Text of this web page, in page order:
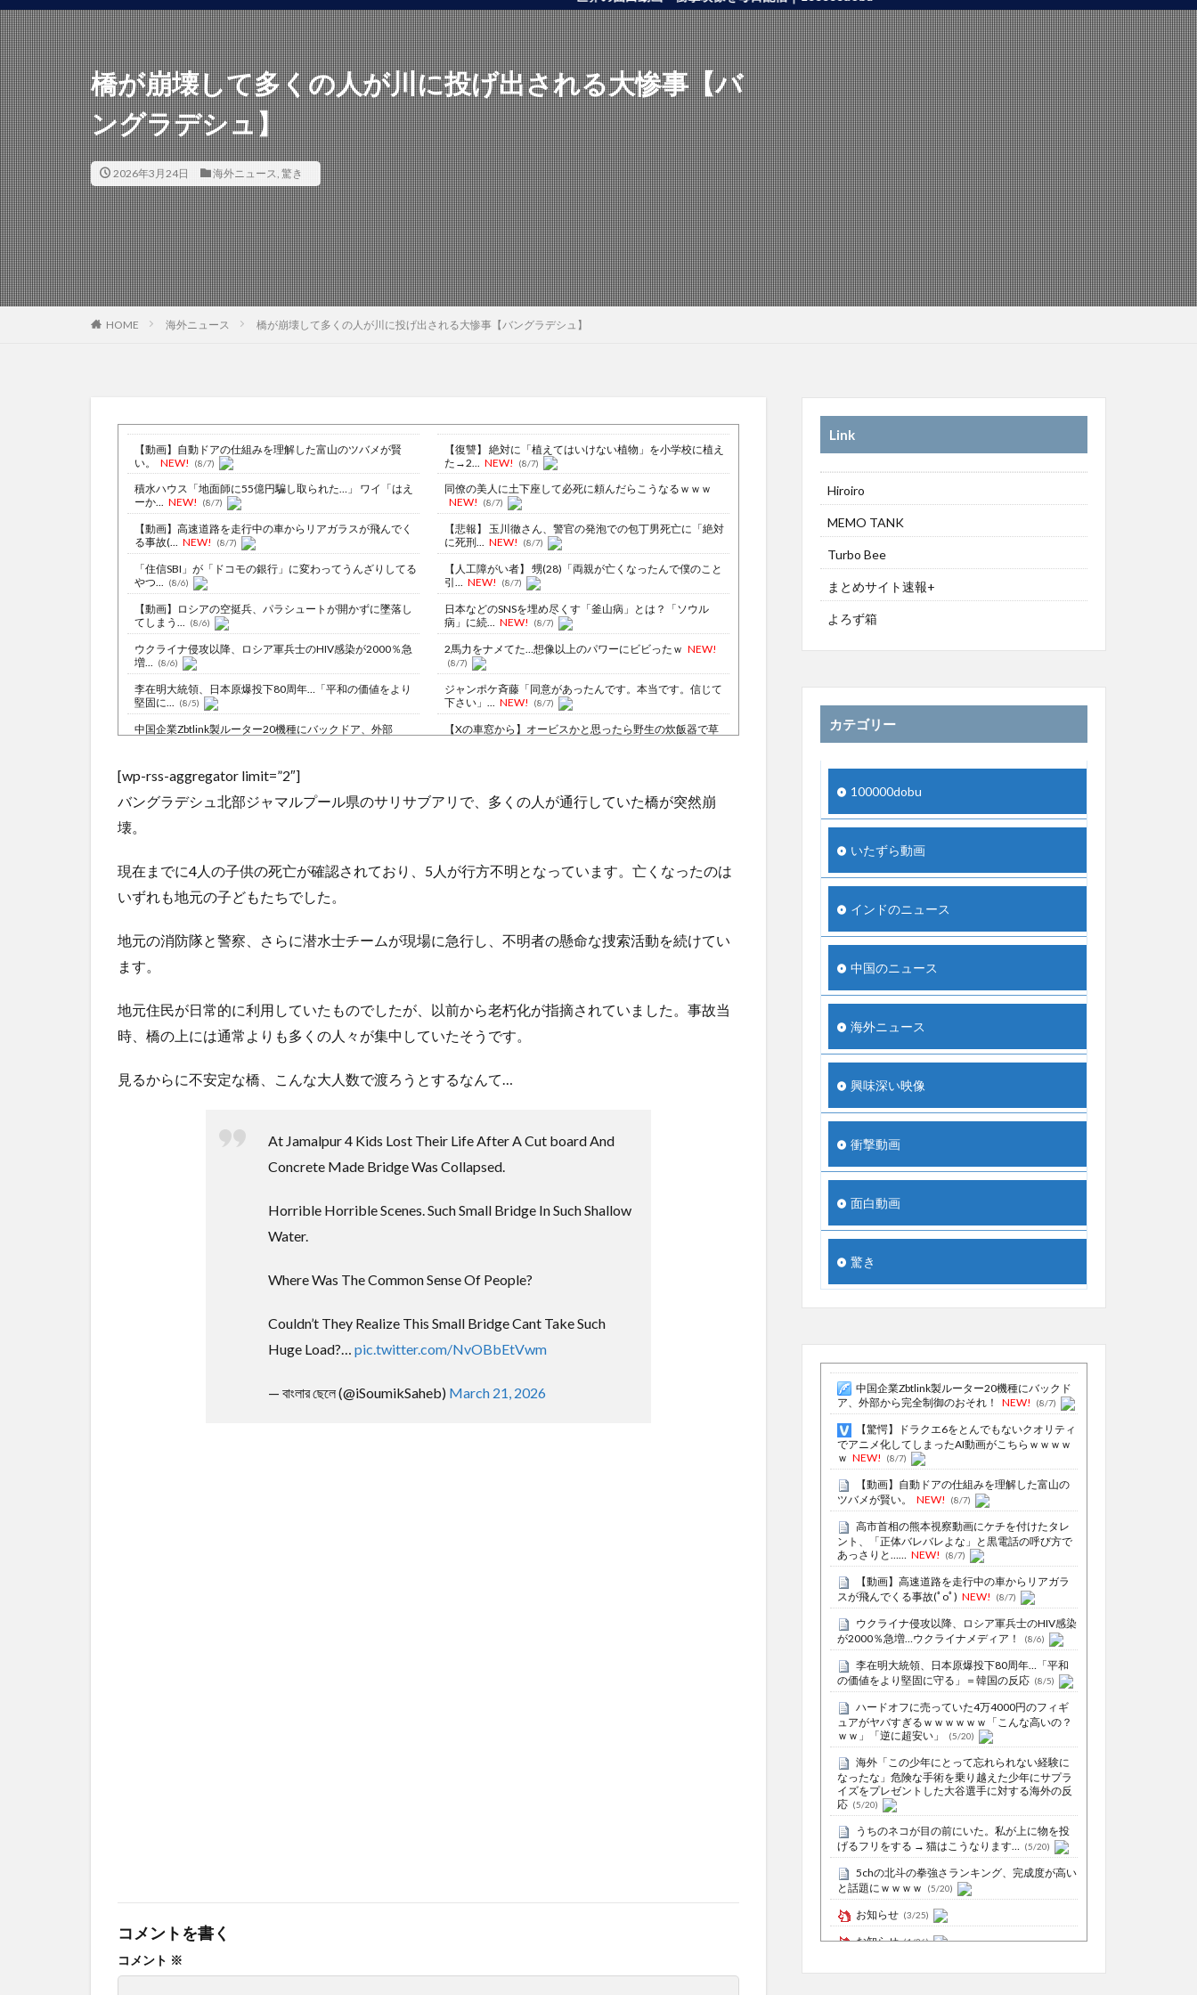
橋が崩壊して多くの人が川に投げ出される大惨事【バ
ングラデシュ】
2026年3月24日 海外ニュース, 驚き
HOME 海外ニュース 橋が崩壊して多くの人が川に投げ出される大惨事【バングラデシュ】
【動画】自動ドアの仕組みを理解した富山のツバメが賢
い。
NEW! (8/7)
積水ハウス「地面師に55億円騙し取られた…」 ワイ「はえ
ーか... NEW! (8/7)
【動画】高速道路を走行中の車からリアガラスが飛んでく
る事故(... NEW! (8/7)
「住信SBI」が「ドコモの銀行」に変わってうんざりしてる
やつ... (8/6)
【動画】ロシアの空挺兵、パラシュートが開かずに墜落し
てしまう... (8/6)
ウクライナ侵攻以降、ロシア軍兵士のHIV感染が2000％急
増... (8/6)
李在明大統領、日本原爆投下80周年…「平和の価値をより
堅固に... (8/5)
中国企業Zbtlink製ルーター20機種にバックドア、外部
【驚愕】ドラクエ6をとんでもないクオリティでアニメ化し
てしま... NEW! (8/7)
【悲報】ディズニーとUSJ、JKのダンス会場になってしま
ｗｗ
金正恩「経済制裁、正直キツいです・・・本当は核を使う
つもりな... (5/20)
など盛...
(3/1)
Powered by livedoor 相互RSS
【復讐】 絶対に「植えてはいけない植物」を小学校に植え
た→2...
NEW! (8/7)
同僚の美人に土下座して必死に頼んだらこうなるｗｗｗ
NEW!
(8/7)
【悲報】 玉川徹さん、警官の発泡での包丁男死亡に「絶対
に死刑... NEW! (8/7)
【人工障がい者】 甥(28)「両親が亡くなったんで僕のこと
引... NEW! (8/7)
日本などのSNSを埋め尽くす「釜山病」とは？「ソウル
病」に続... NEW! (8/7)
2馬力をナメてた…想像以上のパワーにビビったｗ NEW!
(8/7)
ジャンポケ斉藤「同意があったんです。本当です。信じて
下さい」... NEW! (8/7)
【Xの車窓から】オービスかと思ったら野生の炊飯器で草
ハードオフに売っていた4万4000円のフィギュアがヤバす
険な手術... (5/20)
打数... (5/20)
走った結... (5/20)
【中国】パトカーの前で好演技www当たり屋やお煽り運転
【あるある？】うわっ・・・男性が一瞬で冷める女性の行
動6選 (3/1)
る。 (2/28)
[wp-rss-aggregator limit=”2″]
バングラデシュ北部ジャマルプール県のサリサブアリで、多くの人が通行していた橋が突然崩
壊。
現在までに4人の子供の死亡が確認されており、5人が行方不明となっています。亡くなったのは
いずれも地元の子どもたちでした。
地元の消防隊と警察、さらに潜水士チームが現場に急行し、不明者の懸命な捜索活動を続けてい
ます。
地元住民が日常的に利用していたものでしたが、以前から老朽化が指摘されていました。事故当
時、橋の上には通常よりも多くの人々が集中していたそうです。
見るからに不安定な橋、こんな大人数で渡ろうとするなんて…
At Jamalpur 4 Kids Lost Their Life After A Cut board And
Concrete Made Bridge Was Collapsed.
Horrible Horrible Scenes. Such Small Bridge In Such Shallow
Water.
Where Was The Common Sense Of People?
Couldn’t They Realize This Small Bridge Cant Take Such
Huge Load?… pic.twitter.com/NvOBbEtVwm
— বাংলার ছেলে (@iSoumikSaheb) March 21, 2026
コメントを書く
コメント ※
Link
Hiroiro
MEMO TANK
Turbo Bee
まとめサイト速報+
よろず箱
カテゴリー
100000dobu
いたずら動画
インドのニュース
中国のニュース
海外ニュース
興味深い映像
衝撃動画
面白動画
驚き
中国企業Zbtlink製ルーター20機種にバックド
ア、外部から完全制御のおそれ！
NEW! (8/7)
【驚愕】ドラクエ6をとんでもないクオリティ
でアニメ化してしまったAI動画がこちらｗｗｗｗ
ｗ NEW! (8/7)
【動画】自動ドアの仕組みを理解した富山の
ツバメが賢い。
NEW! (8/7)
高市首相の熊本視察動画にケチを付けたタレ
ント、「正体バレバレよな」と黒電話の呼び方で
あっさりと…… NEW! (8/7)
【動画】高速道路を走行中の車からリアガラ
スが飛んでくる事故(ﾟoﾟ) NEW! (8/7)
ウクライナ侵攻以降、ロシア軍兵士のHIV感染
が2000％急増…ウクライナメディア！
(8/6)
李在明大統領、日本原爆投下80周年…「平和
の価値をより堅固に守る」＝韓国の反応 (8/5)
ハードオフに売っていた4万4000円のフィギ
ュアがヤバすぎるｗｗｗｗｗｗ「こんな高いの？
ｗｗ」「逆に超安い」
(5/20)
海外「この少年にとって忘れられない経験に
なったな」危険な手術を乗り越えた少年にサプラ
イズをプレゼントした大谷選手に対する海外の反
応 (5/20)
うちのネコが目の前にいた。私が上に物を投
げるフリをする → 猫はこうなります…
(5/20)
5chの北斗の拳強さランキング、完成度が高い
と話題にｗｗｗｗ
(5/20)
お知らせ (3/25)
お知らせ (1/26)